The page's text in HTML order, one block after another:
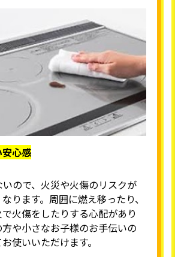
心感
ので、火災や火傷のリスクが
ります。周囲に燃え移ったり、
火傷をしたりする心配があり
や小さなお子様のお手伝いの
使いいただけます。